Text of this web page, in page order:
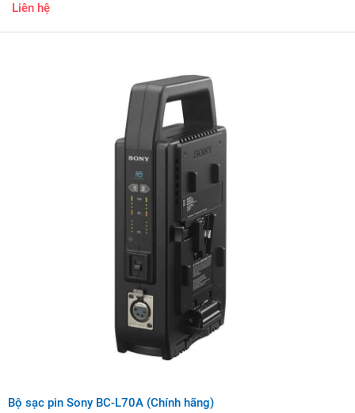
Liên hệ
Bộ sạc pin Sony BC-L70A (Chính hãng)